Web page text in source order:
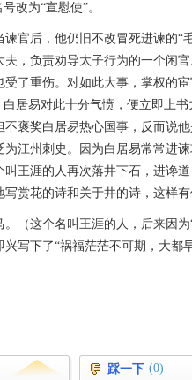
改为“宣慰使”。
官后，他仍旧不改冒死进谏的“
，负责劝导太子行为的一个闲
了重伤。对如此大事，掌权的
居易对此十分气愤，便立即上
褒奖白居易热心国事，反而说
江州刺史。因为白居易常常进
王涯的人再次落井下石，进谗
赏花的诗和关于井的诗，这样有
（这个名叫王涯的人，后来因
写下了“祸福茫茫不可期，大都
踩一下 (0)